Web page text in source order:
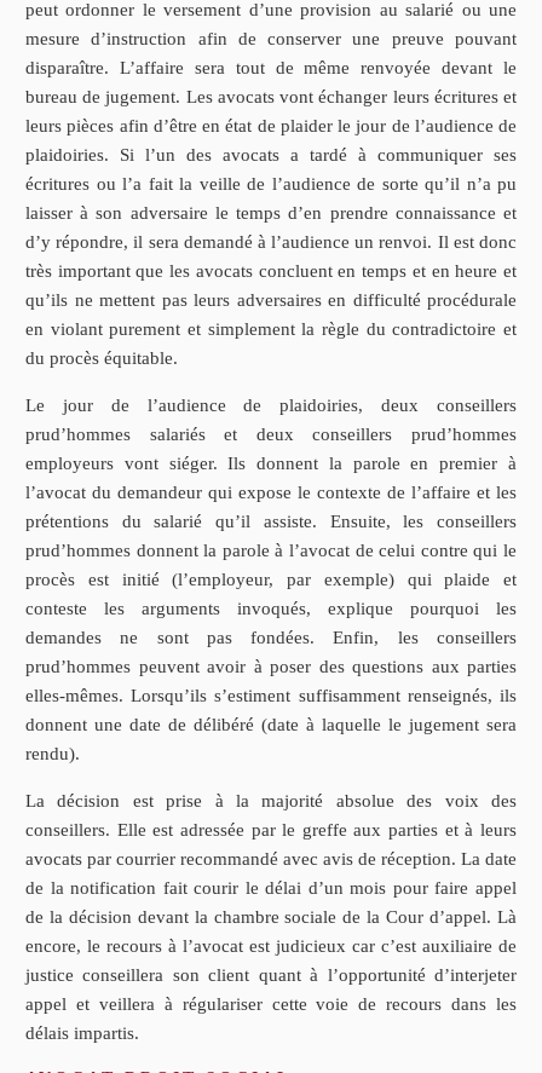
peut ordonner le versement d’une provision au salarié ou une
mesure d’instruction afin de conserver une preuve pouvant
disparaître. L’affaire sera tout de même renvoyée devant le
bureau de jugement. Les avocats vont échanger leurs écritures et
leurs pièces afin d’être en état de plaider le jour de l’audience de
plaidoiries. Si l’un des avocats a tardé à communiquer ses
écritures ou l’a fait la veille de l’audience de sorte qu’il n’a pu
laisser à son adversaire le temps d’en prendre connaissance et
d’y répondre, il sera demandé à l’audience un renvoi. Il est donc
très important que les avocats concluent en temps et en heure et
qu’ils ne mettent pas leurs adversaires en difficulté procédurale
en violant purement et simplement la règle du contradictoire et
du procès équitable.
Le jour de l’audience de plaidoiries, deux conseillers
prud’hommes salariés et deux conseillers prud’hommes
employeurs vont siéger. Ils donnent la parole en premier à
l’avocat du demandeur qui expose le contexte de l’affaire et les
prétentions du salarié qu’il assiste. Ensuite, les conseillers
prud’hommes donnent la parole à l’avocat de celui contre qui le
procès est initié (l’employeur, par exemple) qui plaide et
conteste les arguments invoqués, explique pourquoi les
demandes ne sont pas fondées. Enfin, les conseillers
prud’hommes peuvent avoir à poser des questions aux parties
elles-mêmes. Lorsqu’ils s’estiment suffisamment renseignés, ils
donnent une date de délibéré (date à laquelle le jugement sera
rendu).
La décision est prise à la majorité absolue des voix des
conseillers. Elle est adressée par le greffe aux parties et à leurs
avocats par courrier recommandé avec avis de réception. La date
de la notification fait courir le délai d’un mois pour faire appel
de la décision devant la chambre sociale de la Cour d’appel. Là
encore, le recours à l’avocat est judicieux car c’est auxiliaire de
justice conseillera son client quant à l’opportunité d’interjeter
appel et veillera à régulariser cette voie de recours dans les
délais impartis.